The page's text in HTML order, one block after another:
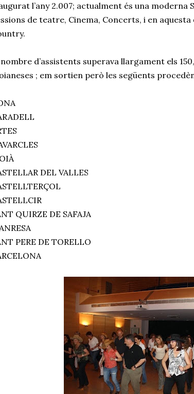
l’any 2.007; actualment és una moderna
de teatre, Cinema, Concerts, i en
d’assistents superava llargament els
; em sortien però les següents
DEL VALLES
QUIRZE DE SAFAJA
PERE DE TORELLO